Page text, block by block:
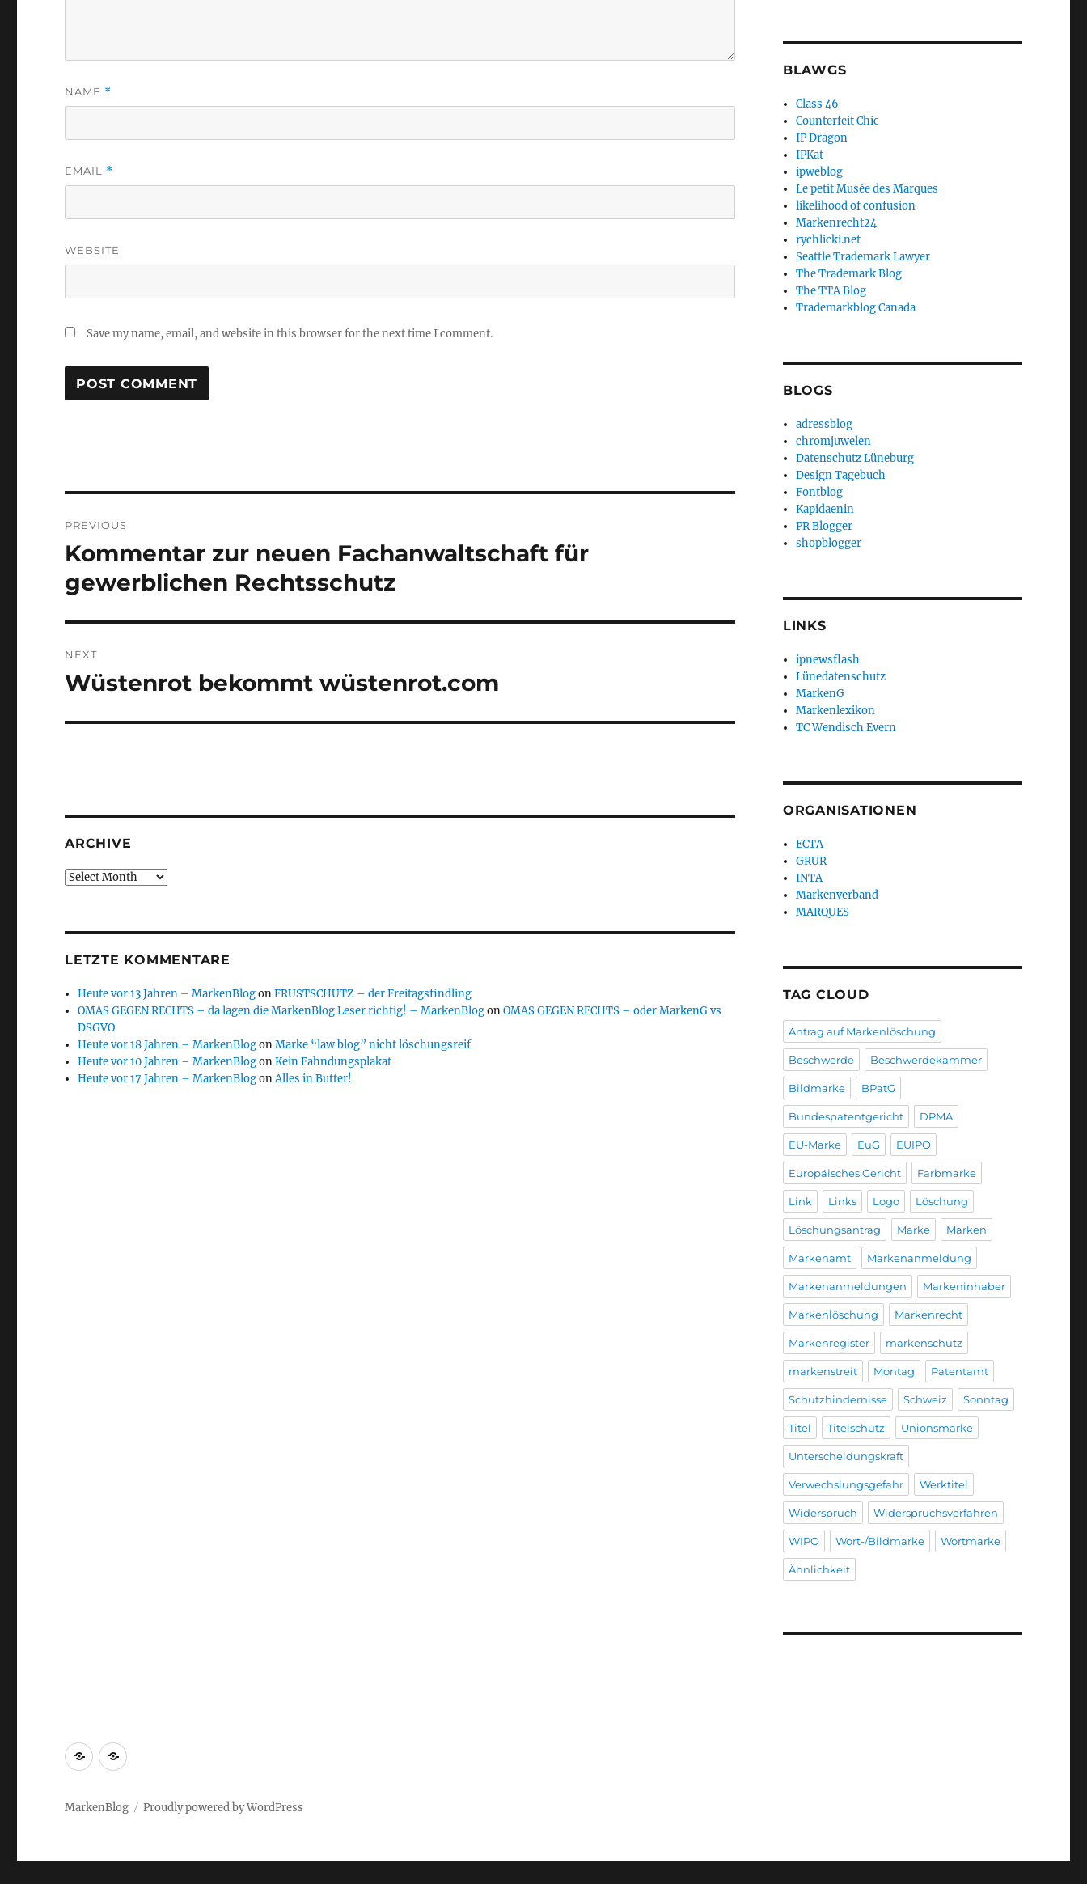
NAME *
EMAIL *
WEBSITE
Save my name, email, and website in this browser for the next time I comment.
navigation
PREVIOUS
Previous
Kommentar zur neuen Fachanwaltschaft für
gewerblichen Rechtsschutz
NEXT
Next
Wüstenrot bekommt wüstenrot.com
ARCHIVE
Archive
LETZTE KOMMENTARE
Heute vor 13 Jahren – MarkenBlogonFRUSTSCHUTZ – der Freitagsfindling
OMAS GEGEN RECHTS – da lagen die MarkenBlog Leser richtig! – MarkenBlogonOMAS GEGEN RECHTS – oder MarkenG vs
DSGVO
Heute vor 18 Jahren – MarkenBlogonMarke “law blog” nicht löschungsreif
Heute vor 10 Jahren – MarkenBlogonKein Fahndungsplakat
Heute vor 17 Jahren – MarkenBlogonAlles in Butter!
BLAWGS
Class 46
Counterfeit Chic
IP Dragon
IPKat
ipweblog
Le petit Musée des Marques
likelihood of confusion
Markenrecht24
rychlicki.net
Seattle Trademark Lawyer
The Trademark Blog
The TTA Blog
Trademarkblog Canada
BLOGS
adressblog
chromjuwelen
Datenschutz Lüneburg
Design Tagebuch
Fontblog
Kapidaenin
PR Blogger
shopblogger
LINKS
ipnewsflash
Lünedatenschutz
MarkenG
Markenlexikon
TC Wendisch Evern
ORGANISATIONEN
ECTA
GRUR
INTA
Markenverband
MARQUES
TAG CLOUD
Antrag auf Markenlöschung
Beschwerde Beschwerdekammer
Bildmarke BPatG
Bundespatentgericht DPMA
EU-Marke EuG EUIPO
Europäisches Gericht Farbmarke
Link Links Logo Löschung
Löschungsantrag Marke Marken
Markenamt Markenanmeldung
Markenanmeldungen Markeninhaber
Markenlöschung Markenrecht
Markenregister markenschutz
markenstreit Montag Patentamt
Schutzhindernisse Schweiz Sonntag
Titel Titelschutz Unionsmarke
Unterscheidungskraft
Verwechslungsgefahr Werktitel
Widerspruch Widerspruchsverfahren
WIPO Wort-/Bildmarke Wortmarke
Ähnlichkeit
Markenrecherche
Gastbeiträge
MarkenBlog Proudly powered by WordPress